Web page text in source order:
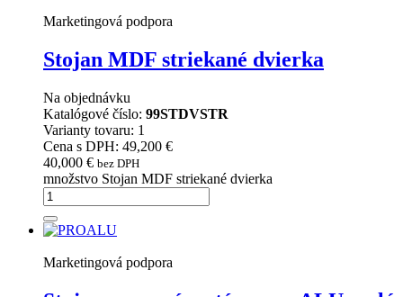
Marketingová podpora
Stojan MDF striekané dvierka
Na objednávku
Katalógové číslo: 99STDVSTR
Varianty tovaru: 1
Cena s DPH: 49,200 €
40,000 € bez DPH
množstvo Stojan MDF striekané dvierka
Marketingová podpora